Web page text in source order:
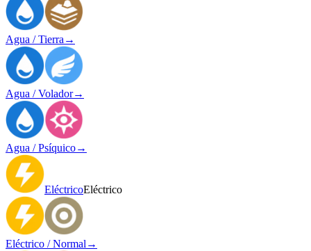
Agua / Tierra →
Agua / Volador→
Agua / Psíquico→
EléctricoEléctrico
Eléctrico / Normal →